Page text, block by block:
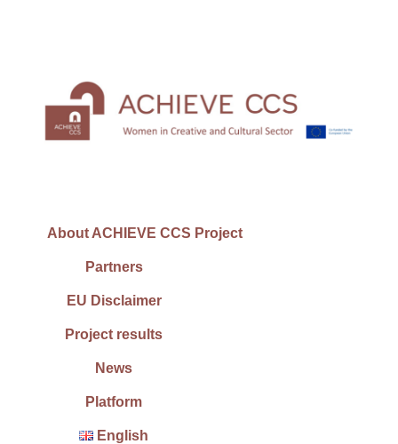
About ACHIEVE CCS Project
Partners
EU Disclaimer
Project results
News
Platform
English